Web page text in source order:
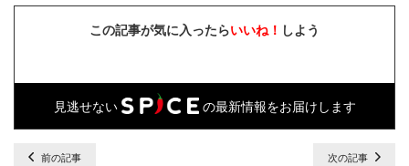
この記事が気に入ったらいいね！ しよう
見逃せない の最新情報をお届けします
前の記事 次の記事